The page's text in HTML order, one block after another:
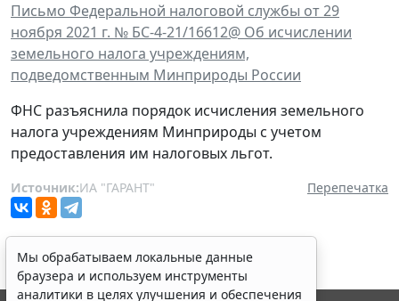
Письмо Федеральной налоговой службы от 29
ноября 2021 г. № БС-4-21/16612@ Об исчислении
земельного налога учреждениям,
подведомственным Минприроды России
ФНС разъяснила порядок исчисления земельного
налога учреждениям Минприроды с учетом
предоставления им налоговых льгот.
Источник:ИА "ГАРАНТ" Перепечатка
Мы обрабатываем локальные данные
браузера и используем инструменты
аналитики в целях улучшения и обеспечения